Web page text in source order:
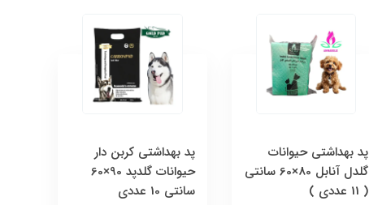
پد بهداشتی حیوانات
گلدل آنابل 80×60 سانتی
( 11 عددی )
پد بهداشتی کربن دار
حیوانات گلدپد 90×60
سانتی 10 عددی